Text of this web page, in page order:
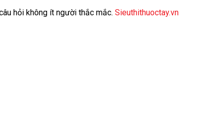
hỏi không ít người thắc mắc. Sieuthithuoctay.vn